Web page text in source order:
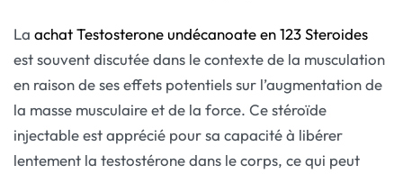
La achat Testosterone undécanoate en 123 Steroides
est souvent discutée dans le contexte de la musculation
en raison de ses effets potentiels sur l’augmentation de
la masse musculaire et de la force. Ce stéroïde
injectable est apprécié pour sa capacité à libérer
lentement la testostérone dans le corps, ce qui peut